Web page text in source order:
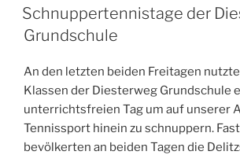
AM
Schnuppertennistage der
Grundschule
An den letzten beiden Freitagen
Klassen der Diesterweg Grundschule
unterrichtsfreien Tag um auf unserer
Tennissport hinein zu schnuppern.
bevölkerten an beiden Tagen die